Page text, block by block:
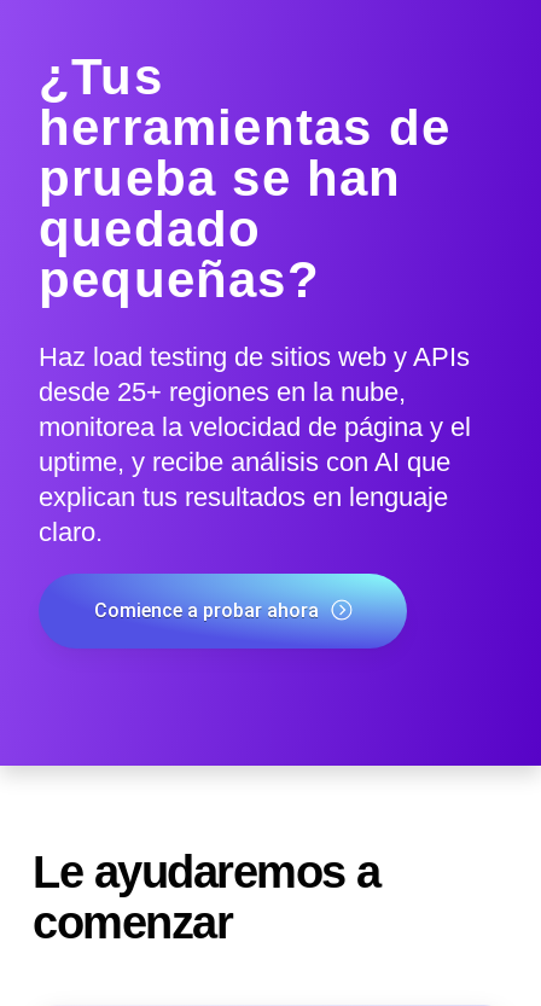
¿Tus
herramientas de
prueba se han
quedado
pequeñas?
Haz load testing de sitios web y APIs
desde 25+ regiones en la nube,
monitorea la velocidad de página y el
uptime, y recibe análisis con AI que
explican tus resultados en lenguaje
claro.
Comience a probar ahora
Le ayudaremos a
comenzar